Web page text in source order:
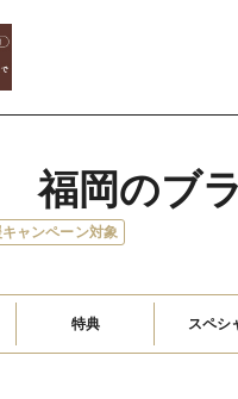
福岡のブ
ャンペーン対象
特典 スペシ